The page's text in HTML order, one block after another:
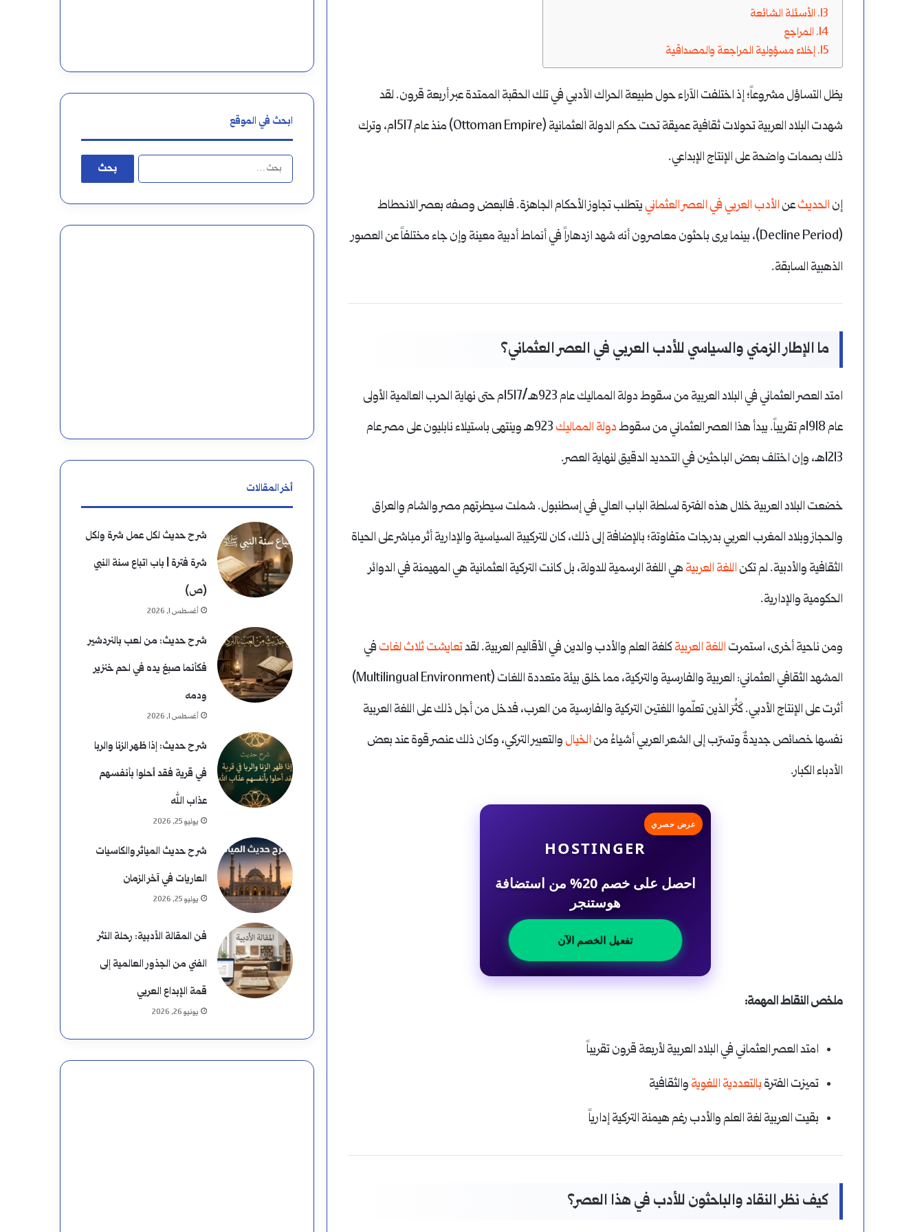
الأسئلة الشائعة
المراجع
إخلاء مسؤولية المراجعة والمصداقية
يظل التساؤل مشروعاً؛ إذ اختلفت الآراء حول طبيعة الحراك الأدبي في تلك الحقبة الممتدة عبر أربعة قرون. لقد
شهدت البلاد العربية تحولات ثقافية عميقة تحت حكم الدولة العثمانية (Ottoman Empire) منذ عام 1517م، وترك
ذلك بصمات واضحة على الإنتاج الإبداعي.
إن الحديثعن الأدب العربي في العصر العثماني يتطلب تجاوز الأحكام الجاهزة. فالبعض وصفه بعصر الانحطاط
(Decline Period)، بينما يرى باحثون معاصرون أنه شهد ازدهاراً في أنماط أدبية معينة وإن جاء مختلفاً عن العصور
الذهبية السابقة.
ما الإطار الزمني والسياسي للأدب العربي في العصر العثماني؟
امتد العصر العثماني في البلاد العربية من سقوط دولة المماليك عام 923هـ/1517م حتى نهاية الحرب العالمية الأولى
عام 1918م تقريباً. يبدأ هذا العصر العثماني من سقوط
دولة المماليك
923هـ وينتهى باستيلاء نابليون على مصر عام
1213هـ، وإن اختلف بعض الباحثين في التحديد الدقيق لنهاية العصر.
خضعت البلاد العربية خلال هذه الفترة لسلطة الباب العالي في إسطنبول. شملت سيطرتهم مصر والشام والعراق
والحجاز وبلاد المغرب العربي بدرجات متفاوتة؛ بالإضافة إلى ذلك، كان للتركيبة السياسية والإدارية أثر مباشر على الحياة
الثقافية والأدبية. لم تكن اللغة العربية هي اللغة الرسمية للدولة، بل كانت التركية العثمانية هي المهيمنة في الدوائر
الحكومية والإدارية.
ومن ناحية أخرى، استمرت اللغة العربيةكلغة العلم والأدب والدين في الأقاليم العربية. لقدتعايشت ثلاث لغات في
المشهد الثقافي العثماني: العربية والفارسية والتركية، مما خلق بيئة متعددة اللغات (Multilingual Environment)
أثرت على الإنتاج الأدبي. كَثُرَ الذين تعلّموا اللغتين التركية والفارسية من العرب، فدخل من أجل ذلك على اللغة العربية
نفسها خصائص جديدةٌ وتسرّب إلى الشعر العربي أشياءُ من الخيال والتعبير التركي، وكان ذلك عنصر قوة عند بعض
الأدباء الكبار.
عرض حصري
HOSTINGER
احصل على خصم 20% من استضافة
هوستنجر
تفعيل الخصم الآن
ملخص النقاط المهمة:
امتد العصر العثماني في البلاد العربية لأربعة قرون تقريباً
تميزت الفترة بالتعددية اللغوية والثقافية
بقيت العربية لغة العلم والأدب رغم هيمنة التركية إدارياً
كيف نظر النقاد والباحثون للأدب في هذا العصر؟
ابحث في الموقع
البحث
أخر المقالات
شرح حديث لكل عمل شرة ولكل
شرة فترة | باب اتباع سنة النبي
(ص)
أغسطس 1, 2026
شرح حديث: من لعب بالنردشير
فكأنما صبغ يده في لحم خنزير
ودمه
أغسطس 1, 2026
شرح حديث: إذا ظهر الزنا والربا
في قرية فقد أحلوا بأنفسهم
عذاب الله
يوليو 25, 2026
شرح حديث المياثر والكاسيات
العاريات في آخر الزمان
يوليو 25, 2026
فن المقالة الأدبية: رحلة النثر
الفني من الجذور العالمية إلى
قمة الإبداع العربي
يونيو 26, 2026